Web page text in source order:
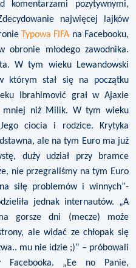
pozytywnymi,
najwięcej lajków
Typowa FIFA na Facebooku,
obronie młodego zawodnika.
W tym wieku Lewandowski
którym stał się na początku
Ibrahimović grał w Ajaxie
mniej niż Milik. W tym wieku
ciocia i rodzice. Krytyka
ale na tym Euro ma już
duży udział przy bramce
nie przegraliśmy na tym Euro
siłę problemów i winnych”-
jednak internautów. „A
gorsze dni (mecze) może
ale widać ze chłopak się
mu nie idzie ;)” – próbowali
Facebooka. „Ee no Panie,